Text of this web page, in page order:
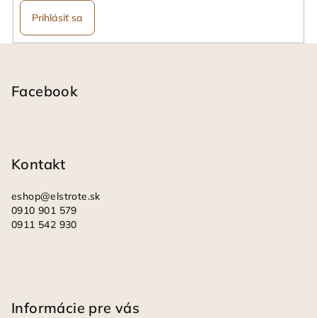
Prihlásiť sa
Facebook
Kontakt
eshop@elstrote.sk
0910 901 579
0911 542 930
Informácie pre vás